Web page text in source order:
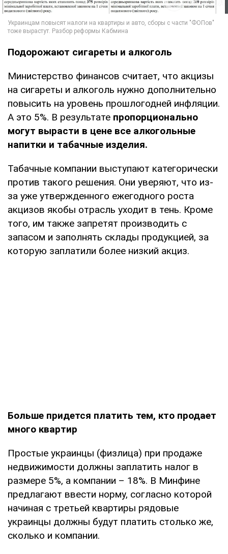
Подорожают сигареты и алкоголь
Министерство финансов считает, что акцизы
на сигареты и алкоголь нужно дополнительно
повысить на уровень прошлогодней инфляции.
А это 5%. В результате пропорционально
могут вырасти в цене все алкогольные
напитки и табачные изделия.
Табачные компании выступают категорически
против такого решения. Они уверяют, что из-
за уже утвержденного ежегодного роста
акцизов якобы отрасль уходит в тень. Кроме
того, им также запретят производить с
запасом и заполнять склады продукцией, за
которую заплатили более низкий акциз.
Больше придется платить тем, кто продает
много квартир
Простые украинцы (физлица) при продаже
недвижимости должны заплатить налог в
размере 5%, а компании – 18%. В Минфине
предлагают ввести норму, согласно которой
начиная с третьей квартиры рядовые
украинцы должны будут платить столько же,
сколько и компании.